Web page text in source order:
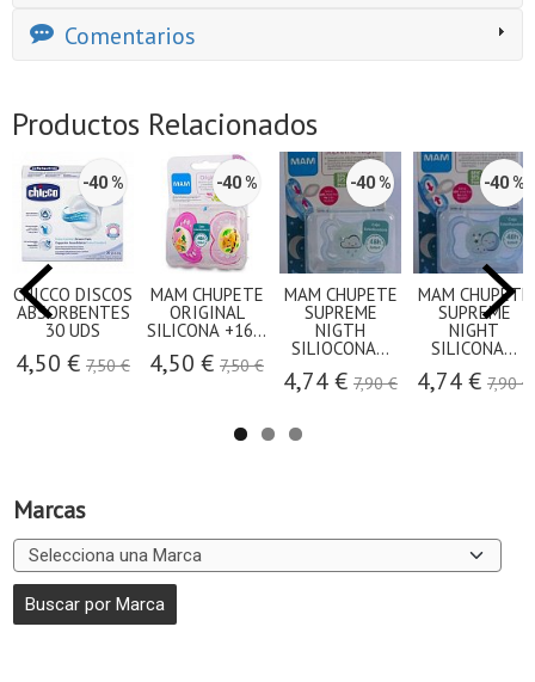
Marcas
Comentarios
Productos Relacionados
-40 %
CHICCO DISCOS
ABSORBENTES
30 UDS
4,50 € 7,50 €
-40 %
MAM CHUPETE
ORIGINAL
SILICONA +16...
4,50 € 7,50 €
-40 %
MAM CHUPETE
SUPREME
NIGTH
SILIOCONA...
4,74 € 7,90 €
-40 %
MAM CHUPETE
SUPREME
NIGHT
SILICONA...
4,74 € 7,90 €